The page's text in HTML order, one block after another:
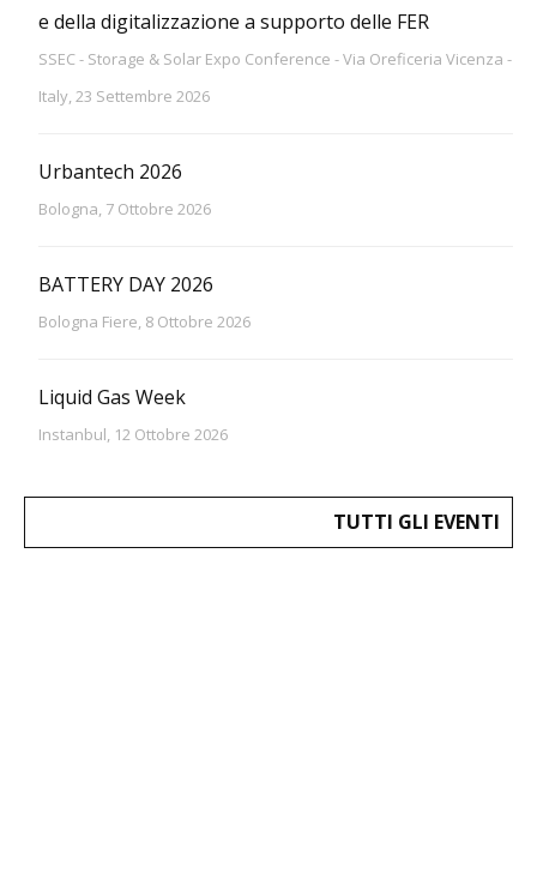
e della digitalizzazione a supporto delle FER
SSEC - Storage & Solar Expo Conference - Via Oreficeria Vicenza -
Italy, 23 Settembre 2026
Urbantech 2026
Bologna, 7 Ottobre 2026
BATTERY DAY 2026
Bologna Fiere, 8 Ottobre 2026
Liquid Gas Week
Instanbul, 12 Ottobre 2026
TUTTI GLI EVENTI